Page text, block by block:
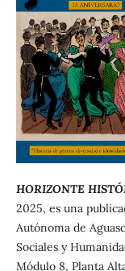
HORIZONTE
2025, es una
Autónoma de
Sociales y
Módulo 8, Planta